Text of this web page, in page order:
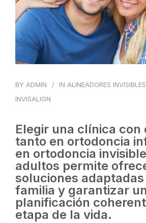
BY ADMIN IN ALINEADORES INVISIBLES
INVISALIGN
Elegir una clínica con
tanto en ortodoncia
en ortodoncia
adultos permite
soluciones
familia y garantizar
planificación
etapa de la vida.